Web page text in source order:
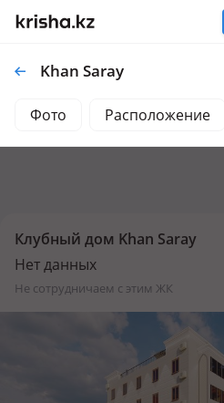
Khan Saray
Фото Расположение
Клубный дом Khan Saray
Нет данных
не сотрудничаем с этим ЖК